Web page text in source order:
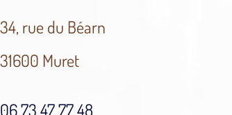
34, rue du Béarn
31600 Muret
06 73 47 77 48